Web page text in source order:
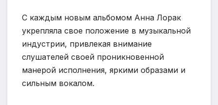
С каждым новым альбомом Анна Лорак
укрепляла свое положение в музыкальной
индустрии, привлекая внимание
слушателей своей проникновенной
манерой исполнения, яркими образами и
сильным вокалом.